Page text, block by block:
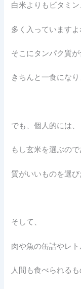
白米よりもビタミ
多く入っていますよ
そこにタンパク質
きちんと一食になり
でも、個人的には、
もし玄米を選ぶので
質がいいものを選び
そして、
肉や魚の缶詰やレト
人間も食べられるも